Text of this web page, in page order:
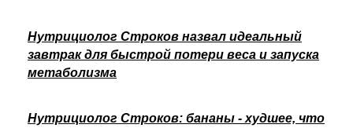
Нутрициолог Строков назвал идеальный
завтрак для быстрой потери веса и запуска
метаболизма
Нутрициолог Строков: бананы - худшее, что